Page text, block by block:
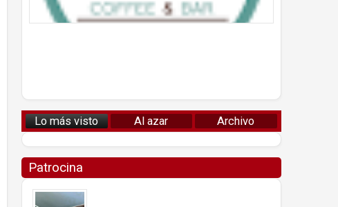
Lo más visto Al azar Archivo
Patrocina